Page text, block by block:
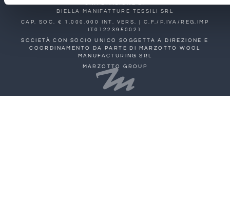
UNA DIVISIONE DI
BIELLA MANIFATTURE TESSILI SRL
CAP. SOC. € 1.000.000 INT. VERS. | C.F./P.IVA/REG.IMP
IT01223950021
SOCIETÀ CON SOCIO UNICO SOGGETTA A DIREZIONE E
COORDINAMENTO DA PARTE DI MARZOTTO WOOL
MANUFACTURING SRL
MARZOTTO GROUP